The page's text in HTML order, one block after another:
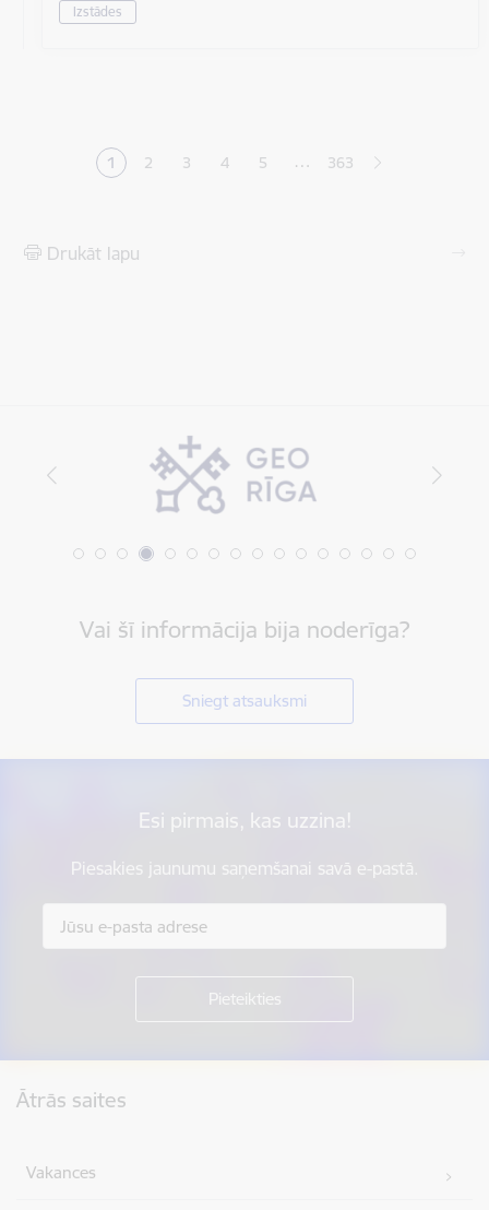
Izstādes
Pašreizējā lapa
1 Lapa
2 Lapa
3 Lapa
4 Lapa
5 … 363
Drukāt lapu
Vai šī informācija bija noderīga?
Sniegt atsauksmi
Esi pirmais, kas uzzina!
Piesakies jaunumu saņemšanai savā e-pastā.
Ātrās saites
Vakances